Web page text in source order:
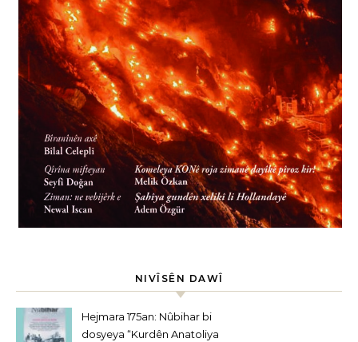
NIVÎSÊN DAWÎ
Hejmara 175an: Nûbihar bi
dosyeya “Kurdên Anatoliya